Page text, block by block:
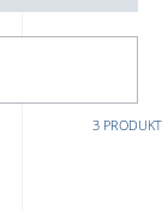
3 PRODUKT